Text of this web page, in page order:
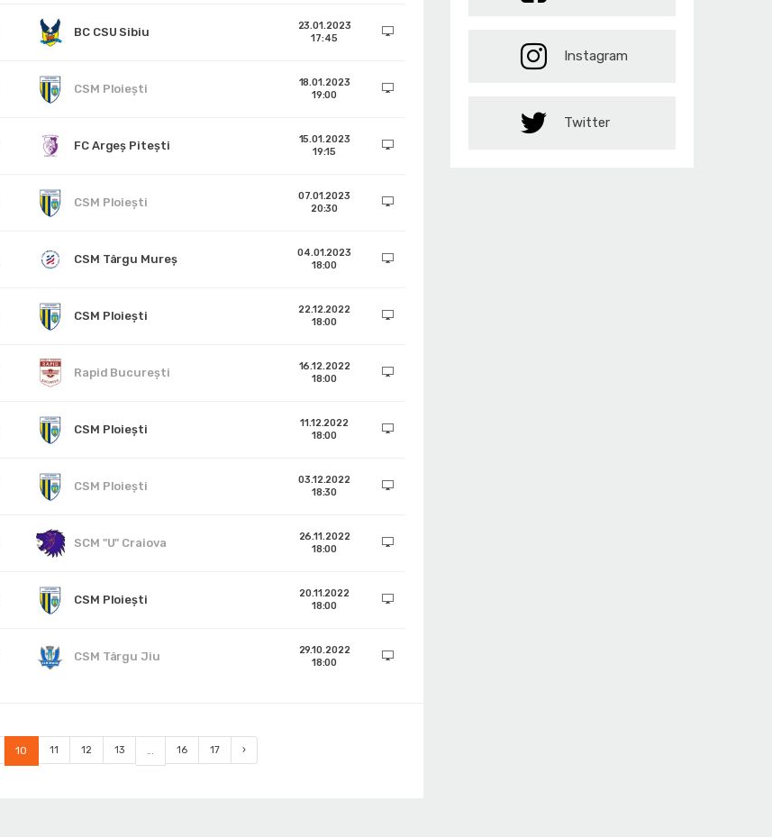
BC CSU Sibiu
23.01.2023
17:45
CSM Ploiești
18.01.2023
19:00
FC Argeș Pitești
15.01.2023
19:15
CSM Ploiești
07.01.2023
20:30
CSM Târgu Mureș
04.01.2023
18:00
CSM Ploiești
22.12.2022
18:00
Rapid București
16.12.2022
18:00
CSM Ploiești
11.12.2022
18:00
CSM Ploiești
03.12.2022
18:30
SCM "U" Craiova
26.11.2022
18:00
CSM Ploiești
20.11.2022
18:00
CSM Târgu Jiu
29.10.2022
18:00
10 11 12 13 ... 16 17 ›
Instagram
Twitter